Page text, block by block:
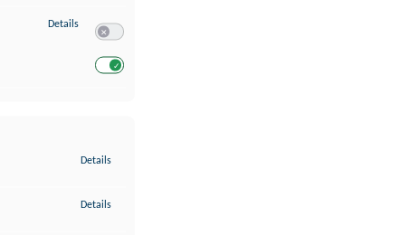
Details zu Entwicklung und Verbesserung der Angebote
Details
Details